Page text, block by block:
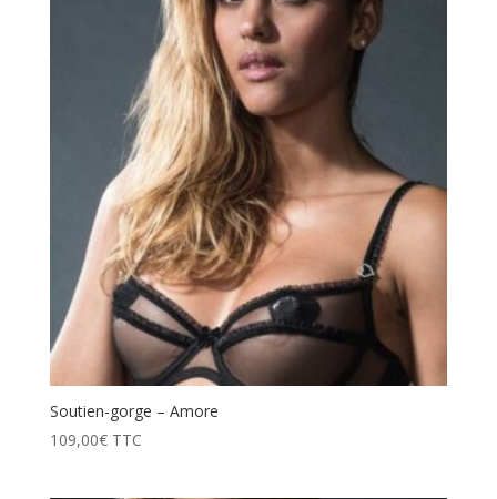
prix
décroissant
Soutien-gorge – Amore
109,00€ TTC